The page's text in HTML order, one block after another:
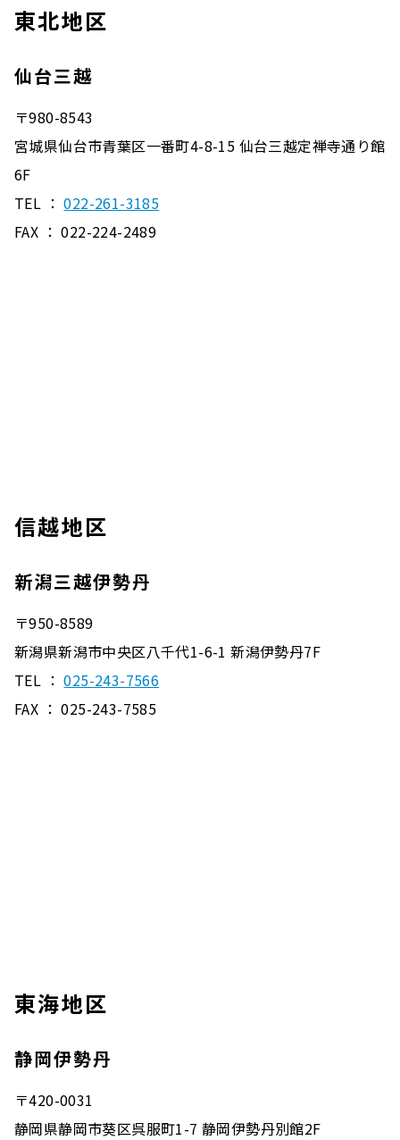
東北地区
仙台三越
〒980-8543
宮城県仙台市青葉区一番町4-8-15 仙台三越定禅寺通り館
6F
TEL ：022-261-3185
FAX ： 022-224-2489
信越地区
新潟三越伊勢丹
〒950-8589
新潟県新潟市中央区八千代1-6-1 新潟伊勢丹7F
TEL ：025-243-7566
FAX ： 025-243-7585
東海地区
静岡伊勢丹
〒420-0031
静岡県静岡市葵区呉服町1-7 静岡伊勢丹別館2F